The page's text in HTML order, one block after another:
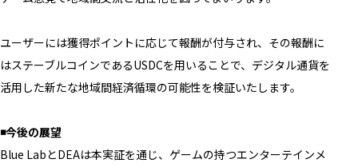
ユーザーには獲得ポイントに応じて報酬が付与され、その報酬に
はステーブルコインであるUSDCを用いることで、デジタル通貨を
活用した新たな地域間経済循環の可能性を検証いたします。
◾️今後の展望
Blue LabとDEAは本実証を通じ、ゲームの持つエンターテインメ